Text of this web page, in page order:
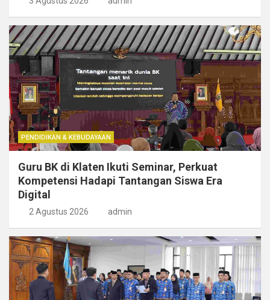
PENDIDIKAN & KEBUDAYAAN
Guru BK di Klaten Ikuti Seminar, Perkuat
Kompetensi Hadapi Tantangan Siswa Era
Digital
2 Agustus 2026 admin